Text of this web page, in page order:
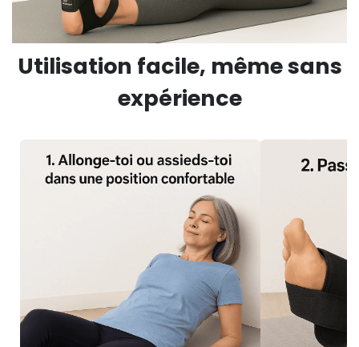
Utilisation facile, même sans
expérience